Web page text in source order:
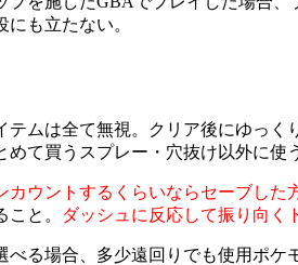
も立たない。
ムは全て無視。クリア後にゆっく
て買うスプレー・穴抜け以外に使
カウントするくらいならセーブした
と。
ダッシュに反応して振り向く
る場合、多少遠回りでも使用ポケ